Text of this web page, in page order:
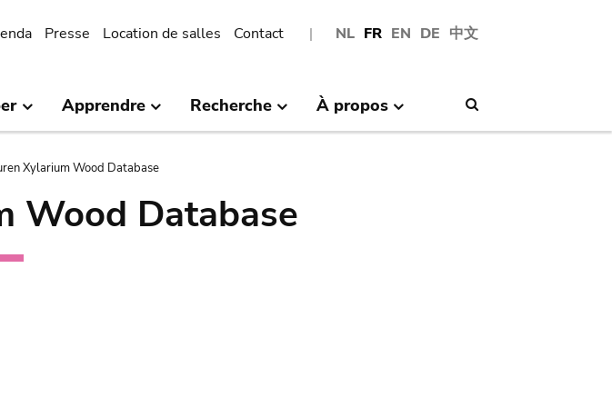
NL FR EN DE 中文
Presse Location de salles Contact
Apprendre Recherche À propos
Xylarium Wood Database
Wood Database